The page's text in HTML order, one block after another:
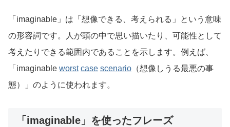
「imaginable」は「想像できる、考えられる」という意味
の形容詞です。人が頭の中で思い描いたり、可能性として
考えたりできる範囲内であることを示します。例えば、
「imaginable worst case scenario （想像しうる最悪の事
態）」のように使われます。
「imaginable」を使ったフレーズ